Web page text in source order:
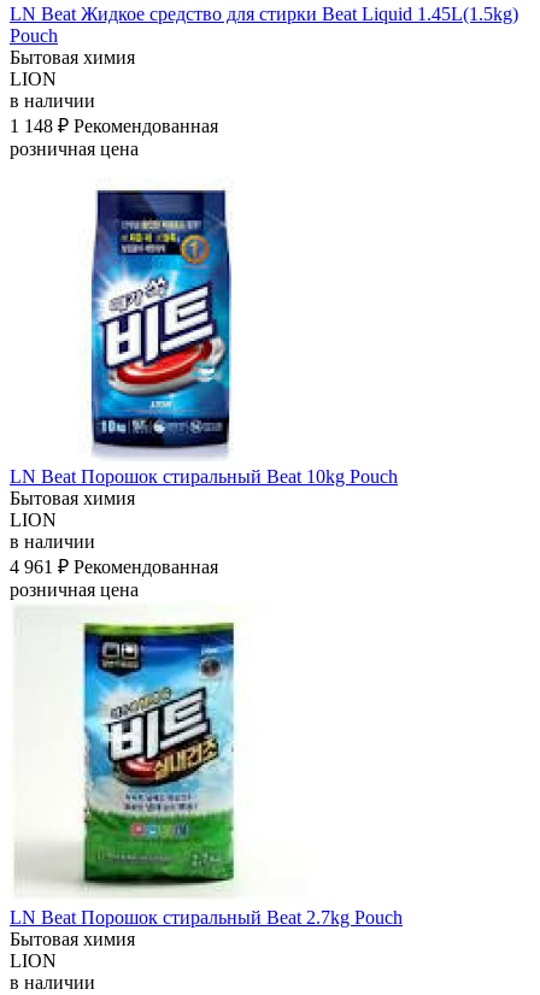
LN Beat Жидкое средство для стирки Beat Liquid 1.45L(1.5kg)
Pouch
Бытовая химия
LION
в наличии
1 148 ₽ Рекомендованная
розничная цена
LN Beat Порошок стиральный Beat 10kg Pouch
Бытовая химия
LION
в наличии
4 961 ₽ Рекомендованная
розничная цена
LN Beat Порошок стиральный Beat 2.7kg Pouch
Бытовая химия
LION
в наличии